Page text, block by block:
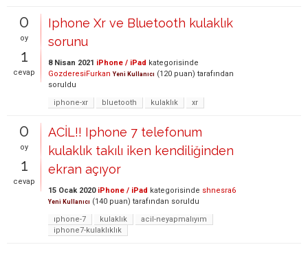
0
oy
1
cevap
Iphone Xr ve Bluetooth kulaklık
sorunu
8 Nisan 2021 iPhone / iPad kategorisinde
GozderesiFurkan Yeni Kullanıcı (120 puan) tarafından
soruldu
iphone-xr
bluetooth kulaklık xr
0
oy
1
cevap
ACİL!! Iphone 7 telefonum
kulaklık takılı iken kendiliğinden
ekran açıyor
15 Ocak 2020 iPhone / iPad kategorisinde shnesra6
Yeni Kullanıcı (140 puan) tarafından soruldu
ıphone-7
kulaklık
acil-neyapmalıyım
iphone7-kulaklıklık